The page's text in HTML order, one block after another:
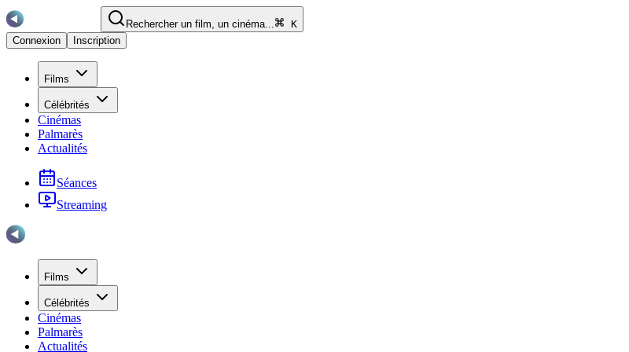
Rechercher un film, un cinéma...
K
Connexion
Inscription
Films
Célébrités
Cinémas
Palmarès
Actualités
Séances
Streaming
Films
Célébrités
Cinémas
Palmarès
Actualités